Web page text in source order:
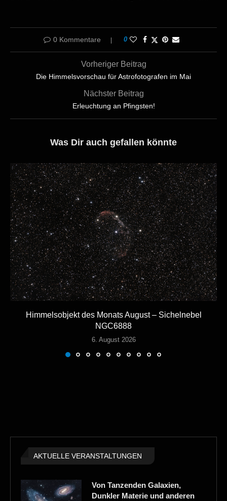
0 Kommentare 0
Vorheriger Beitrag
Die Himmelsvorschau für Astrofotografen im Mai
Nächster Beitrag
Erleuchtung an Pfingsten!
Was Dir auch gefallen könnte
Himmelsobjekt des Monats August – Sichelnebel
NGC6888
6. August 2026
AKTUELLE VERANSTALTUNGEN
Von Tanzenden Galaxien,
Dunkler Materie und anderen